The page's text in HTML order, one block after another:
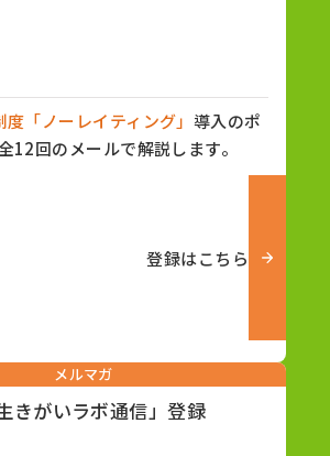
「ノーレイティング」 導入のポ
12回のメールで解説します。
登録はこちら
メルマガ
生きがいラボ通信」登録